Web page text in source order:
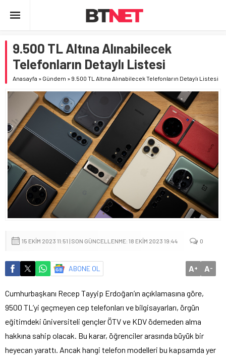
9.500 TL Altına Alınabilecek
Telefonların Detaylı Listesi
Anasayfa » Gündem » 9.500 TL Altına Alınabilecek Telefonların Detaylı Listesi
15 EKIM 2023 11:51 | SON GÜNCELLENME: 18 EKIM 2023 19:44 0
ABONE OL A+ A-
Cumhurbaşkanı Recep Tayyip Erdoğan’ın açıklamasına göre,
9500 TL’yi geçmeyen cep telefonları ve bilgisayarları, örgün
eğitimdeki üniversiteli gençler ÖTV ve KDV ödemeden alma
hakkına sahip olacak. Bu karar, öğrenciler arasında büyük bir
heyecan yarattı. Ancak hangi telefon modelleri bu kapsamda yer